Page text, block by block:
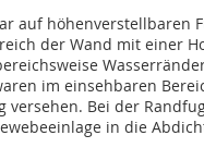
auf höhenverstellbaren
der Wand mit einer
im einsehbaren
versehen. Bei der
in die